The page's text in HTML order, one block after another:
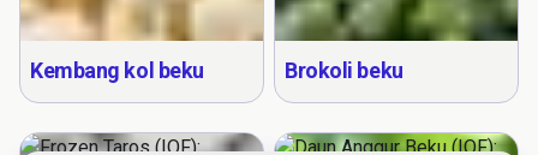
Kembang kol beku Brokoli beku